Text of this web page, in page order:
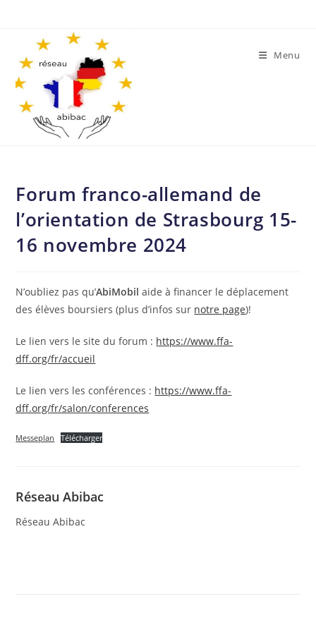
Menu
Forum franco-allemand de
l’orientation de Strasbourg 15-
16 novembre 2024
N’oubliez pas qu’AbiMobil aide à financer le déplacement
des élèves boursiers (plus d’infos sur notre page)!
Le lien vers le site du forum : https://www.ffa-
dff.org/fr/accueil
Le lien vers les conférences : https://www.ffa-
dff.org/fr/salon/conferences
Messeplan Télécharger
Réseau Abibac
Réseau Abibac